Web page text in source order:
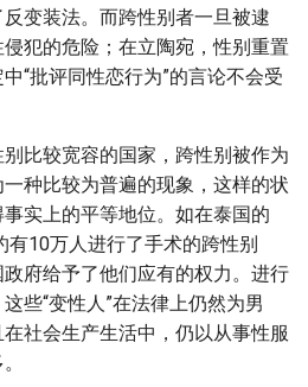
变装法。而跨性别者一旦被逮
犯的危险；在立陶宛，性别重置
“批评同性恋行为”的言论不会受
比较宽容的国家，跨性别被作为
种比较为普遍的现象，这样的状
实上的平等地位。如在泰国的
有10万人进行了手术的跨性别
府给予了他们应有的权力。进行
些“变性人”在法律上仍然为男
社会生产生活中，仍以从事性服